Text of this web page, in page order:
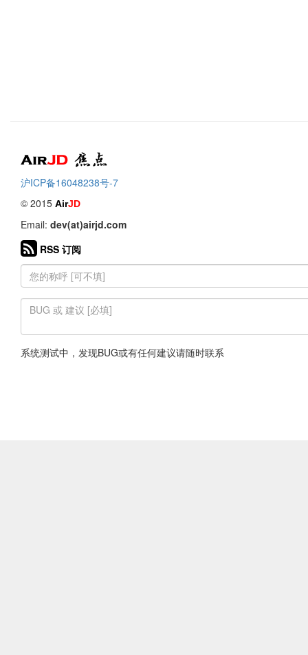
Air焦点
沪ICP备16048238号-7
© 2015 AirJD
Email: dev(at)airjd.com
RSS 订阅
系统测试中，发现BUG或有任何建议请随时联系